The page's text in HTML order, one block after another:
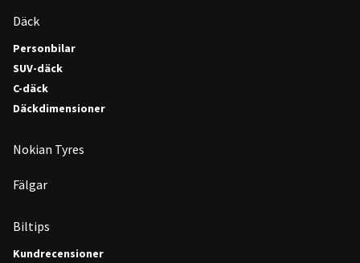
Däck
Personbilar
SUV-däck
C-däck
Däckdimensioner
Nokian Tyres
Fälgar
Biltips
Kundrecensioner